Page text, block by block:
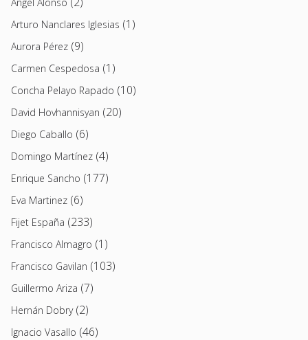
Arturo Nanclares Iglesias (1)
Aurora Pérez (9)
Carmen Cespedosa (1)
Concha Pelayo Rapado (10)
David Hovhannisyan (20)
Diego Caballo (6)
Domingo Martínez (4)
Enrique Sancho (177)
Eva Martinez (6)
Fijet España (233)
Francisco Almagro (1)
Francisco Gavilan (103)
Guillermo Ariza (7)
Hernán Dobry(2)
Ignacio Vasallo (46)